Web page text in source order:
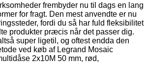
frembyder nu til dags en lang
for fragt. Den mest anvendte er nu
fordi du så har fuld fleksibilitet
produkter præcis når det passer dig.
super ligetil, og oftest endda den
ved køb af Legrand Mosaic
2x10M 50 mm, rød,